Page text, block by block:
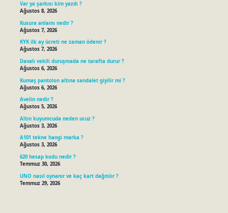
Var ya şarkısı kim yazdı ?
Ağustos 8, 2026
Kusura anlamı nedir ?
Ağustos 7, 2026
KYK ilk ay ücreti ne zaman ödenir ?
Ağustos 7, 2026
Davalı vekili duruşmada ne tarafta durur ?
Ağustos 6, 2026
Kumaş pantolon altına sandalet giyilir mi ?
Ağustos 6, 2026
Avelin nedir ?
Ağustos 5, 2026
Altın kuyumcuda neden ucuz ?
Ağustos 3, 2026
A101 tekne hangi marka ?
Ağustos 3, 2026
620 hesap kodu nedir ?
Temmuz 30, 2026
UNO nasıl oynanır ve kaç kart dağıtılır ?
Temmuz 29, 2026